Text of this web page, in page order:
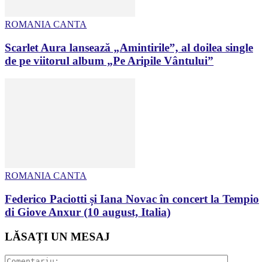
ROMANIA CANTA
Scarlet Aura lansează „Amintirile”, al doilea single
de pe viitorul album „Pe Aripile Vântului”
ROMANIA CANTA
Federico Paciotti și Iana Novac în concert la Tempio
di Giove Anxur (10 august, Italia)
LĂSAȚI UN MESAJ